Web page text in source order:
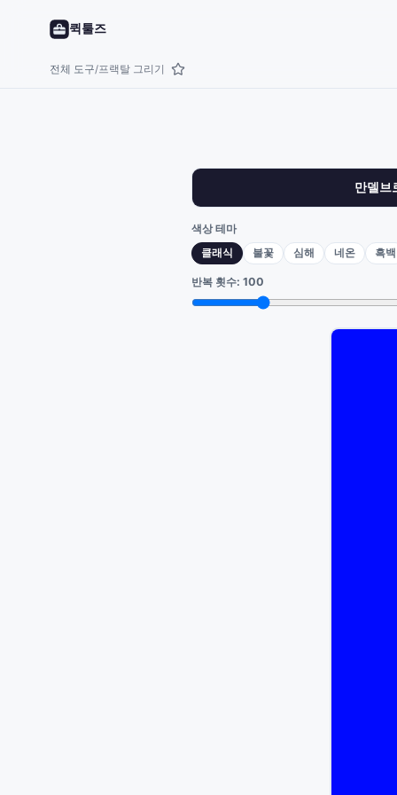
퀵툴즈
전체 도구/프랙탈 그리기
만델브
색상 테마
클래식 불꽃 심해 네온 흑백
반복 횟수: 100